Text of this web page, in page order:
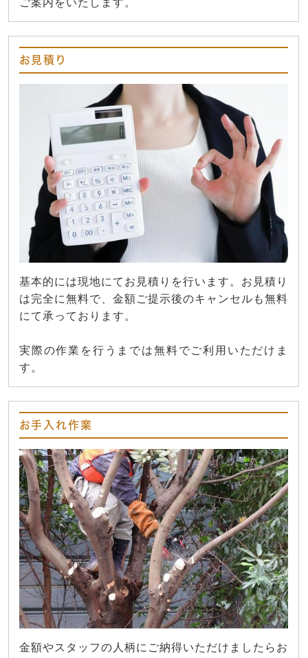
お見積り
基本的には現地にてお見積りを行います。お見積り
は完全に無料で、金額ご提示後のキャンセルも無料
にて承っております。
実際の作業を行うまでは無料でご利用いただけま
す。
お手入れ作業
金額やスタッフの人柄にご納得いただけましたらお